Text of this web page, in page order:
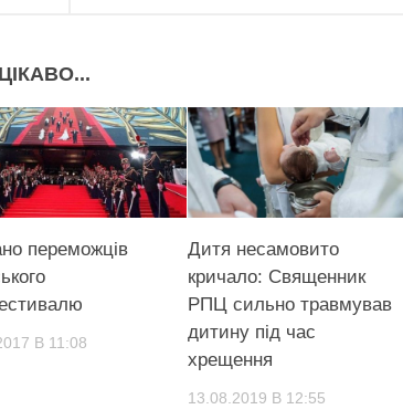
переможців
В 11:08
Дитя несамовито
кричало: Священник
РПЦ сильно травмував
дитину під час
хрещення
13.08.2019 В 12:55